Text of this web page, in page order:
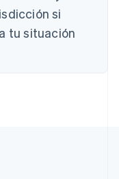
si
tu situación